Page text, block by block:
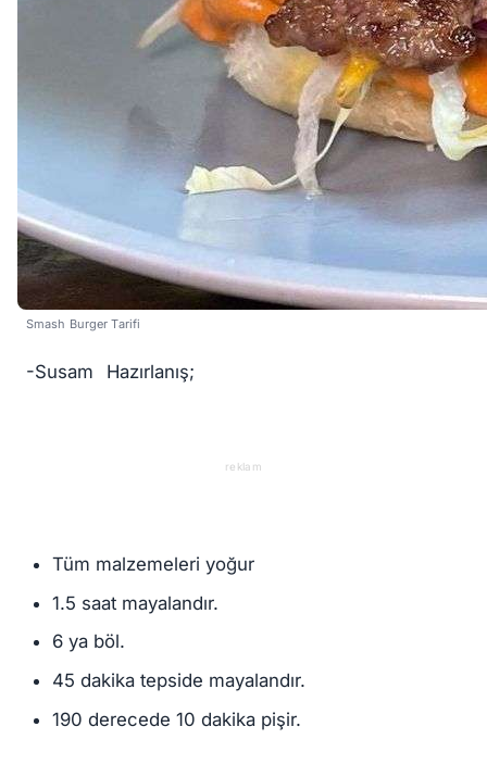
Smash Burger Tarifi
-Susam⠀Hazırlanış;
reklam
Tüm malzemeleri yoğur
1.5 saat mayalandır.
6 ya böl.
45 dakika tepside mayalandır.
190 derecede 10 dakika pişir.⠀